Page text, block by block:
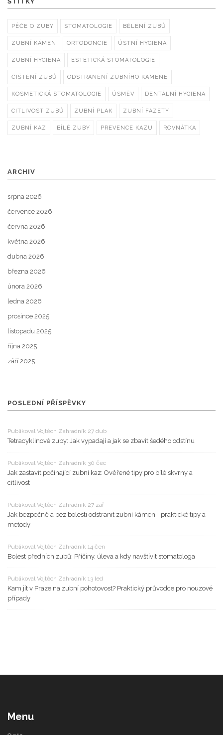
PÉČE O ZUBY STOMATOLOGIE BĚLENÍ ZUBŮ
ZUBNÍ KÁMEN ORTODONCIE ÚSTNÍ HYGIENA
ZUBNÍ HYGIENA ESTETICKÁ STOMATOLOGIE
ČIŠTĚNÍ ZUBŮ ODSTRANĚNÍ ZUBNÍHO KAMENE
KOSMETICKÁ STOMATOLOGIE ÚSMĚV DENTÁLNÍ HYGIENA
CITLIVOST ZUBŮ ZUBNÍ PLAK ZUBNÍ FAZETY
ZUBNÍ KAZ BÍLÉ ZUBY PREVENCE KAZU ROVNÁTKA
ARCHIV
srpna 2026
července 2026
června 2026
května 2026
dubna 2026
března 2026
února 2026
ledna 2026
prosince 2025
listopadu 2025
října 2025
září 2025
POSLEDNÍ PŘÍSPĚVKY
Publikoval Vojtěch Zahradník 27 dub
Tetracyklinové zuby: Jak vypadají a jak se zbavit šedého odstínu
Publikoval Vojtěch Zahradník 30 čec
Jak zastavit počínající zubní kaz: Ověřené tipy pro bílé skvrny a
citlivost
Publikoval Vojtěch Zahradník 27 zář
Jak bezpečně a bez bolesti odstranit zubní kámen - praktické tipy a
metody
Publikoval Vojtěch Zahradník 14 čen
Bolest předních zubů: Příčiny, úleva a kdy navštívit stomatologa
Publikoval Vojtěch Zahradník 13 led
Kam jít v Praze na zubní pohotovost? Praktický průvodce pro nouzové
případy
Menu